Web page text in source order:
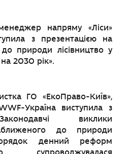
напряму «Ліси»
з презентацією на
природи лісівництво у
на 2030 рік».
ГО «ЕкоПраво-Київ»,
Україна виступила з
виклики
до природи
денний реформ